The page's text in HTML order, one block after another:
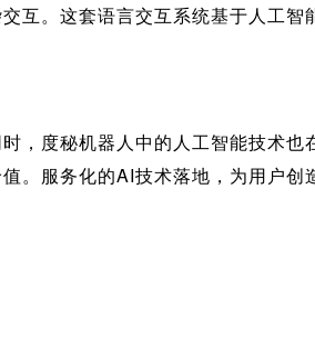
互。这套语言交互系统基于人工智
，度秘机器人中的人工智能技术
。服务化的AI技术落地，为用户